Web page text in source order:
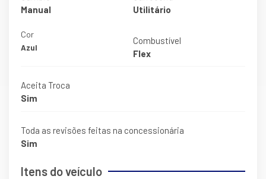
Manual
Utilitário
Cor
Azul
Combustível
Flex
Aceita Troca
Sim
Toda as revisões feitas na concessionária
Sim
Itens do veículo